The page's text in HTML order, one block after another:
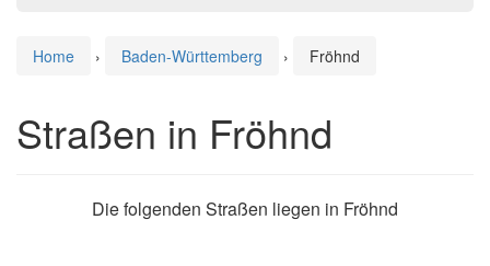
Home › Baden-Württemberg › Fröhnd
Straßen in Fröhnd
Die folgenden Straßen liegen in Fröhnd